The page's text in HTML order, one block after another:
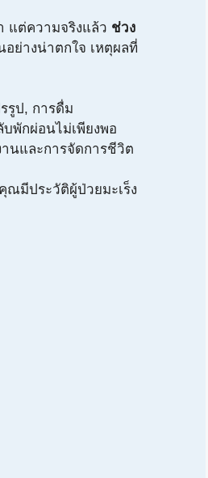
แต่ความจริงแล้ว ช่วง
อย่างน่าตกใจ เหตุผลที่
รูป, การดื่ม
พักผ่อนไม่เพียงพอ
นและการจัดการชีวิต
ณมีประวัติผู้ป่วยมะเร็ง